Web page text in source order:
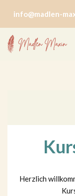
Zum
Inhalt
springen
info@madlen-
Herzlich